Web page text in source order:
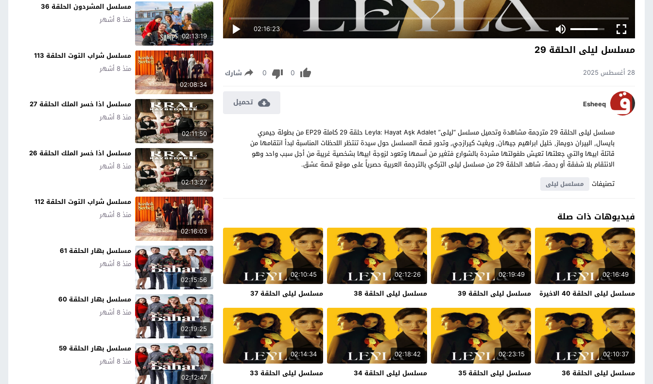
02:16:23
مسلسل ليلى الحلقة 29
28 أغسطس 2025 0
0 شارك
Esheeq تحميل
مسلسل ليلى الحلقة 29 مترجمة مشاهدة وتحميل مسلسل “ليلى” Leyla: Hayat Aşk Adalet حلقة 29 كاملة EP29 من بطولة جيمري
بايسال, البيران دويماز, خليل ابراهيم جيهان, ويغيت كيرازجي, وتدور قصة المسلسل حول سيدة تنتظر اللحظات المناسبة لبدأ انتقامها من
قاتلة ابيها والتي جعلتها تعيش طفولتها مشردة بالشوارع فتغير من أسمها وتعود لزوجة ابيها بشخصية غريبة من أجل سبب واحد وهو
الانتقام بلا شفقة أو رحمة، شاهد الحلقة 29 من مسلسل ليلى التركي بالترجمة العربية حصرياً على موقع قصة عشق.
تصنيفات
مسلسل ليلى
فيديوهات ذات صلة
02:16:49
مسلسل ليلى الحلقة 40 الاخيرة
02:19:49
مسلسل ليلى الحلقة 39
02:12:26
مسلسل ليلى الحلقة 38
02:10:45
مسلسل ليلى الحلقة 37
02:10:37
مسلسل ليلى الحلقة 36
02:23:15
مسلسل ليلى الحلقة 35
02:18:42
مسلسل ليلى الحلقة 34
02:14:34
مسلسل ليلى الحلقة 33
02:13:19
مسلسل المشردون الحلقة 36
منذ 8 أشهر
02:08:34
مسلسل شراب التوت الحلقة 113
منذ 8 أشهر
02:11:50
مسلسل اذا خسر الملك الحلقة 27
منذ 8 أشهر
02:13:27
مسلسل اذا خسر الملك الحلقة 26
منذ 8 أشهر
02:16:03
مسلسل شراب التوت الحلقة 112
منذ 8 أشهر
02:15:56
مسلسل بهار الحلقة 61
منذ 8 أشهر
02:19:25
مسلسل بهار الحلقة 60
منذ 8 أشهر
02:12:47
مسلسل بهار الحلقة 59
منذ 8 أشهر